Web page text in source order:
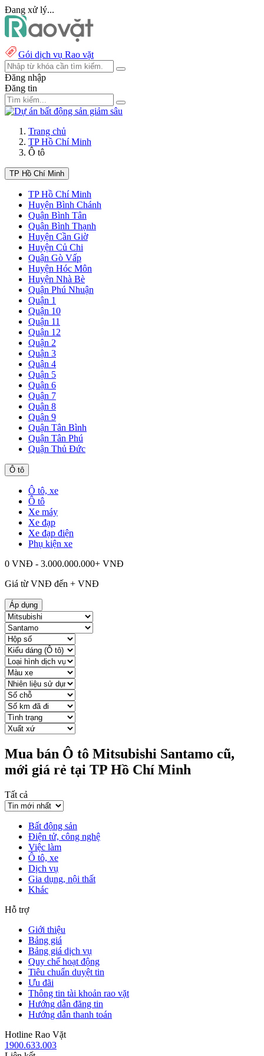
Đang xử lý...
Gói dịch vụ Rao vặt
Đăng nhập
Đăng tin
Trang chủ
TP Hồ Chí Minh
Ô tô
TP Hồ Chí Minh
TP Hồ Chí Minh
Huyện Bình Chánh
Quận Bình Tân
Quận Bình Thạnh
Huyện Cần Giờ
Huyện Củ Chi
Quận Gò Vấp
Huyện Hóc Môn
Huyện Nhà Bè
Quận Phú Nhuận
Quận 1
Quận 10
Quận 11
Quận 12
Quận 2
Quận 3
Quận 4
Quận 5
Quận 6
Quận 7
Quận 8
Quận 9
Quận Tân Bình
Quận Tân Phú
Quận Thủ Đức
Ô tô
Ô tô, xe
Ô tô
Xe máy
Xe đạp
Xe đạp điện
Phụ kiện xe
0 VNĐ - 3.000.000.000+ VNĐ
Giá từ VNĐ đến + VNĐ
Áp dụng
Mua bán Ô tô Mitsubishi Santamo cũ,
mới giá rẻ tại TP Hồ Chí Minh
Tất cả
Bất động sản
Điện tử, công nghệ
Việc làm
Ô tô, xe
Dịch vụ
Gia dụng, nội thất
Khác
Hỗ trợ
Giới thiệu
Bảng giá
Bảng giá dịch vụ
Quy chế hoạt động
Tiêu chuẩn duyệt tin
Ưu đãi
Thông tin tài khoản rao vặt
Hướng dẫn đăng tin
Hướng dẫn thanh toán
Hotline Rao Vặt
1900.633.003